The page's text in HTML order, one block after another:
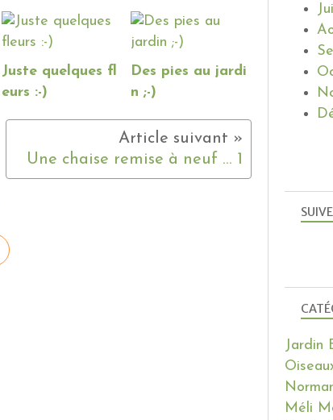
Juste quelques fl
eurs :-)
Des pies au jardi
n ;-)
Une chaise remise à neuf ... 1
Jardin
Méli